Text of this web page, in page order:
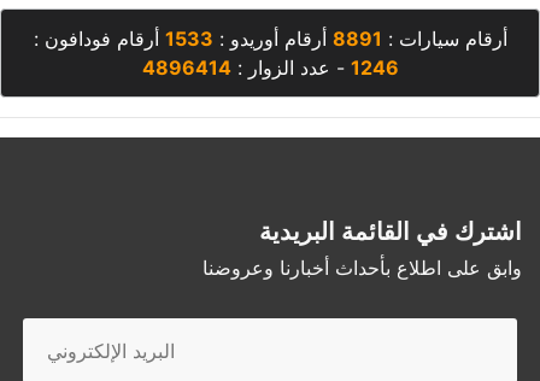
أرقام سيارات : 8891 أرقام أوريدو : 1533 أرقام فودافون :
1246 - عدد الزوار :4896414
اشترك في القائمة البريدية
وابق على اطلاع بأحداث أخبارنا وعروضنا